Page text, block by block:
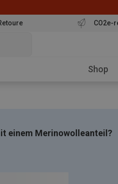
CO2e-
Shop
einem Merinowolleanteil?